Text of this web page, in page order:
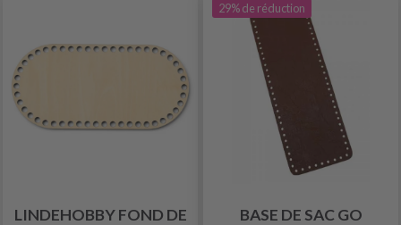
LINDEHOBBY FOND DE
29% de réduction
BASE DE SAC GO